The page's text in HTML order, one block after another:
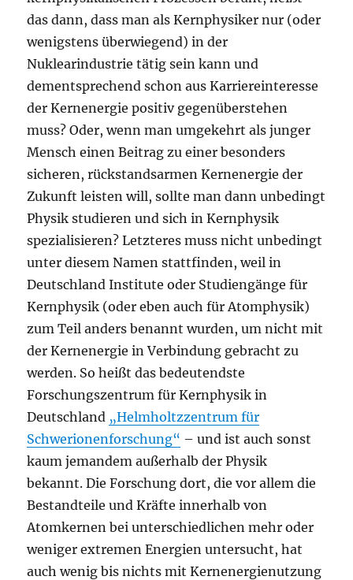
das dann, dass man als Kernphysiker nur (oder
wenigstens überwiegend) in der
Nuklearindustrie tätig sein kann und
dementsprechend schon aus Karriereinteresse
der Kernenergie positiv gegenüberstehen
muss? Oder, wenn man umgekehrt als junger
Mensch einen Beitrag zu einer besonders
sicheren, rückstandsarmen Kernenergie der
Zukunft leisten will, sollte man dann unbedingt
Physik studieren und sich in Kernphysik
spezialisieren? Letzteres muss nicht unbedingt
unter diesem Namen stattfinden, weil in
Deutschland Institute oder Studiengänge für
Kernphysik (oder eben auch für Atomphysik)
zum Teil anders benannt wurden, um nicht mit
der Kernenergie in Verbindung gebracht zu
werden. So heißt das bedeutendste
Forschungszentrum für Kernphysik in
Deutschland „Helmholtzzentrum für
Schwerionenforschung“ – und ist auch sonst
kaum jemandem außerhalb der Physik
bekannt. Die Forschung dort, die vor allem die
Bestandteile und Kräfte innerhalb von
Atomkernen bei unterschiedlichen mehr oder
weniger extremen Energien untersucht, hat
auch wenig bis nichts mit Kernenergienutzung